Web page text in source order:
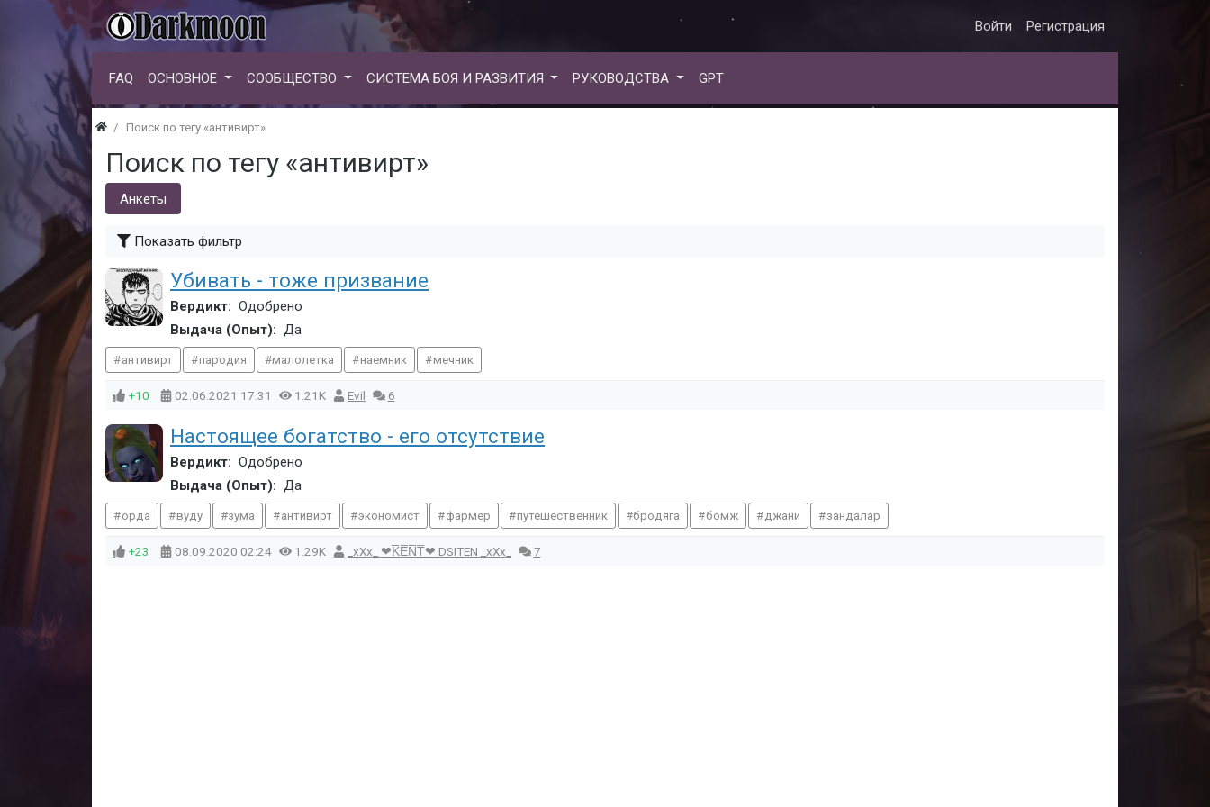
Войти Регистрация
FAQ ОСНОВНОЕ СООБЩЕСТВО СИСТЕМА БОЯ И РАЗВИТИЯ РУКОВОДСТВА GPT
Поиск по тегу «антивирт»
Поиск по тегу «антивирт»
Анкеты
Показать фильтр
Убивать - тоже призвание
Вердикт: Одобрено
Выдача (Опыт): Да
антивирт пародия малолетка наемник мечник
+10 02.06.2021 17:31 1.21K Evil 6
Настоящее богатство - его отсутствие
Вердикт: Одобрено
Выдача (Опыт): Да
орда вуду зума антивирт экономист фармер путешественник бродяга бомж джани зандалар
+23 08.09.2020 02:24 1.29K _хХх_ ❤K̅E̅N̅T̅❤ DSITEN _хХх_ 7